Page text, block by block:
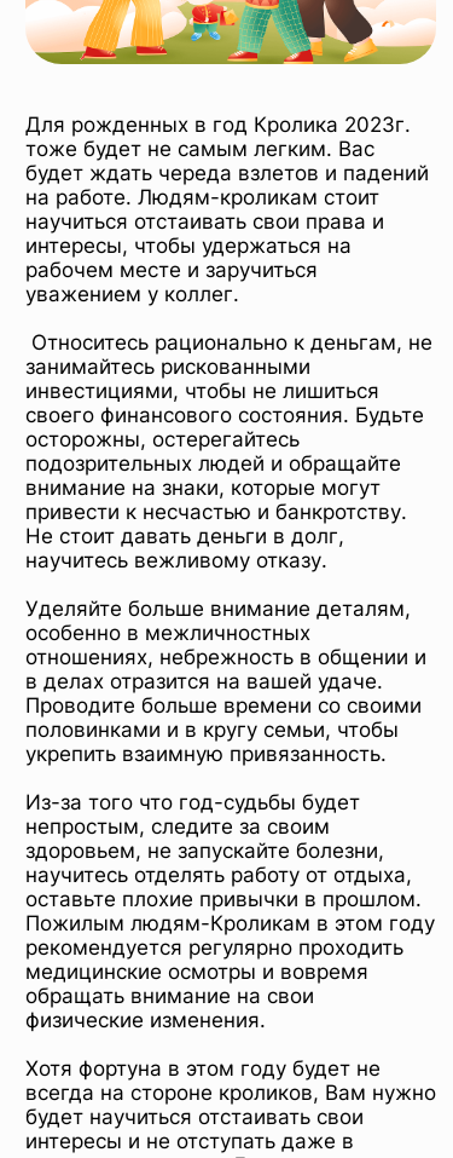
Для рожденных в год Кролика 2023г.
тоже будет не самым легким. Вас
будет ждать череда взлетов и падений
на работе. Людям-кроликам стоит
научиться отстаивать свои права и
интересы, чтобы удержаться на
рабочем месте и заручиться
уважением у коллег.
Относитесь рационально к деньгам, не
занимайтесь рискованными
инвестициями, чтобы не лишиться
своего финансового состояния. Будьте
осторожны, остерегайтесь
подозрительных людей и обращайте
внимание на знаки, которые могут
привести к несчастью и банкротству.
Не стоит давать деньги в долг,
научитесь вежливому отказу.
Уделяйте больше внимание деталям,
особенно в межличностных
отношениях, небрежность в общении и
в делах отразится на вашей удаче.
Проводите больше времени со своими
половинками и в кругу семьи, чтобы
укрепить взаимную привязанность.
Из-за того что год-судьбы будет
непростым, следите за своим
здоровьем, не запускайте болезни,
научитесь отделять работу от отдыха,
оставьте плохие привычки в прошлом.
Пожилым людям-Кроликам в этом году
рекомендуется регулярно проходить
медицинские осмотры и вовремя
обращать внимание на свои
физические изменения.
Хотя фортуна в этом году будет не
всегда на стороне кроликов, Вам нужно
будет научиться отстаивать свои
интересы и не отступать даже в